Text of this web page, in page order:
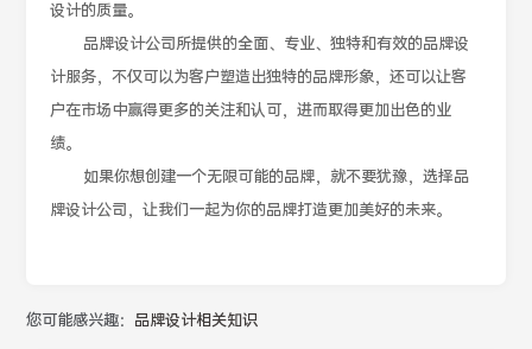
设计的质量。
品牌设计公司所提供的全面、专业、独特和有效的品牌设
计服务，不仅可以为客户塑造出独特的品牌形象，还可以让客
户在市场中赢得更多的关注和认可，进而取得更加出色的业
绩。
如果你想创建一个无限可能的品牌，就不要犹豫，选择品
牌设计公司，让我们一起为你的品牌打造更加美好的未来。
您可能感兴趣： 品牌设计相关知识